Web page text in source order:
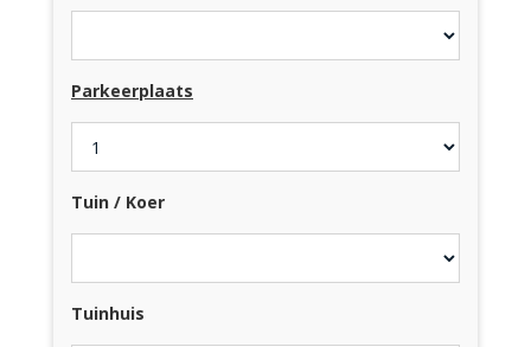
Parkeerplaats
Tuin / Koer
Tuinhuis